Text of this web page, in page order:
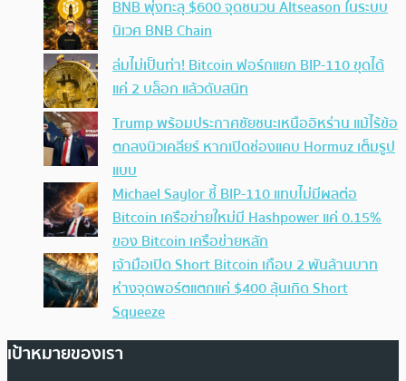
BNB พุ่งทะลุ $600 จุดชนวน Altseason ในระบบ
นิเวศ BNB Chain
ล่มไม่เป็นท่า! Bitcoin ฟอร์กแยก BIP-110 ขุดได้
แค่ 2 บล็อก แล้วดับสนิท
Trump พร้อมประกาศชัยชนะเหนืออิหร่าน แม้ไร้ข้อ
ตกลงนิวเคลียร์ หากเปิดช่องแคบ Hormuz เต็มรูป
แบบ
Michael Saylor ชี้ BIP-110 แทบไม่มีผลต่อ
Bitcoin เครือข่ายใหม่มี Hashpower แค่ 0.15%
ของ Bitcoin เครือข่ายหลัก
เจ้ามือเปิด Short Bitcoin เกือบ 2 พันล้านบาท
ห่างจุดพอร์ตแตกแค่ $400 ลุ้นเกิด Short
Squeeze
เป้าหมายของเรา